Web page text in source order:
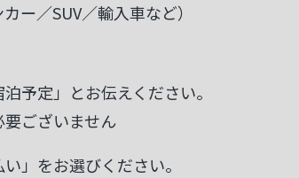
ー／SUV／輸入車など）
予定」とお伝えください。
ございません
」をお選びください。